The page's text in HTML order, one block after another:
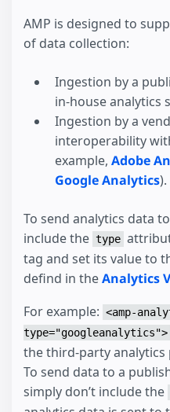
AMP is designed to
of data collection:
Ingestion by a
in-house analytics
Ingestion by a
interoperability
example, Adobe
Google Analytics).
To send analytics data
include the type
tag and set its value to
defind in theAnalytics
For example: <amp-
type="googleanalytics">
the third-party analytics
To send data to a
simply don’t include the